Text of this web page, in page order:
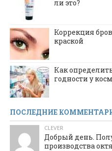
ли это?
Коррекция
краской
Как
годности у
ПОСЛЕДНИЕ
CLEVER
Добрый день.
производства